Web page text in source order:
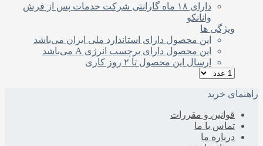
دارای ۱۸ ماه گارانتی شرکت خدمات پس از فرش
وانانکو
ویژگی ها
این محصول دارای استاندارد ملی‌ ایران می‌باشد
این محصول دارای برچسب انرژی A می‌باشد
ارسال این محصول تا ۲ روز کاری
راهنمای خرید
قوانین و مقررات
تماس با ما
درباره‌ ما